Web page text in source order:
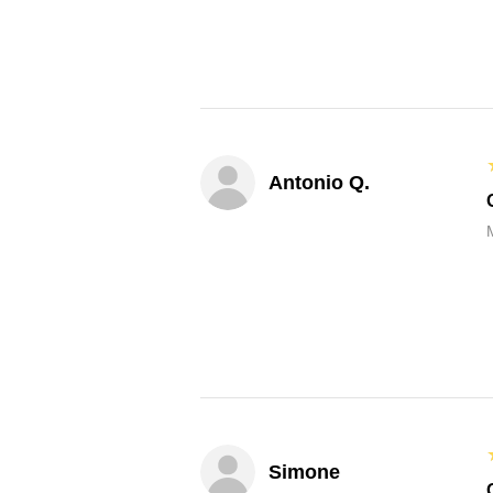
Antonio Q.
Simone